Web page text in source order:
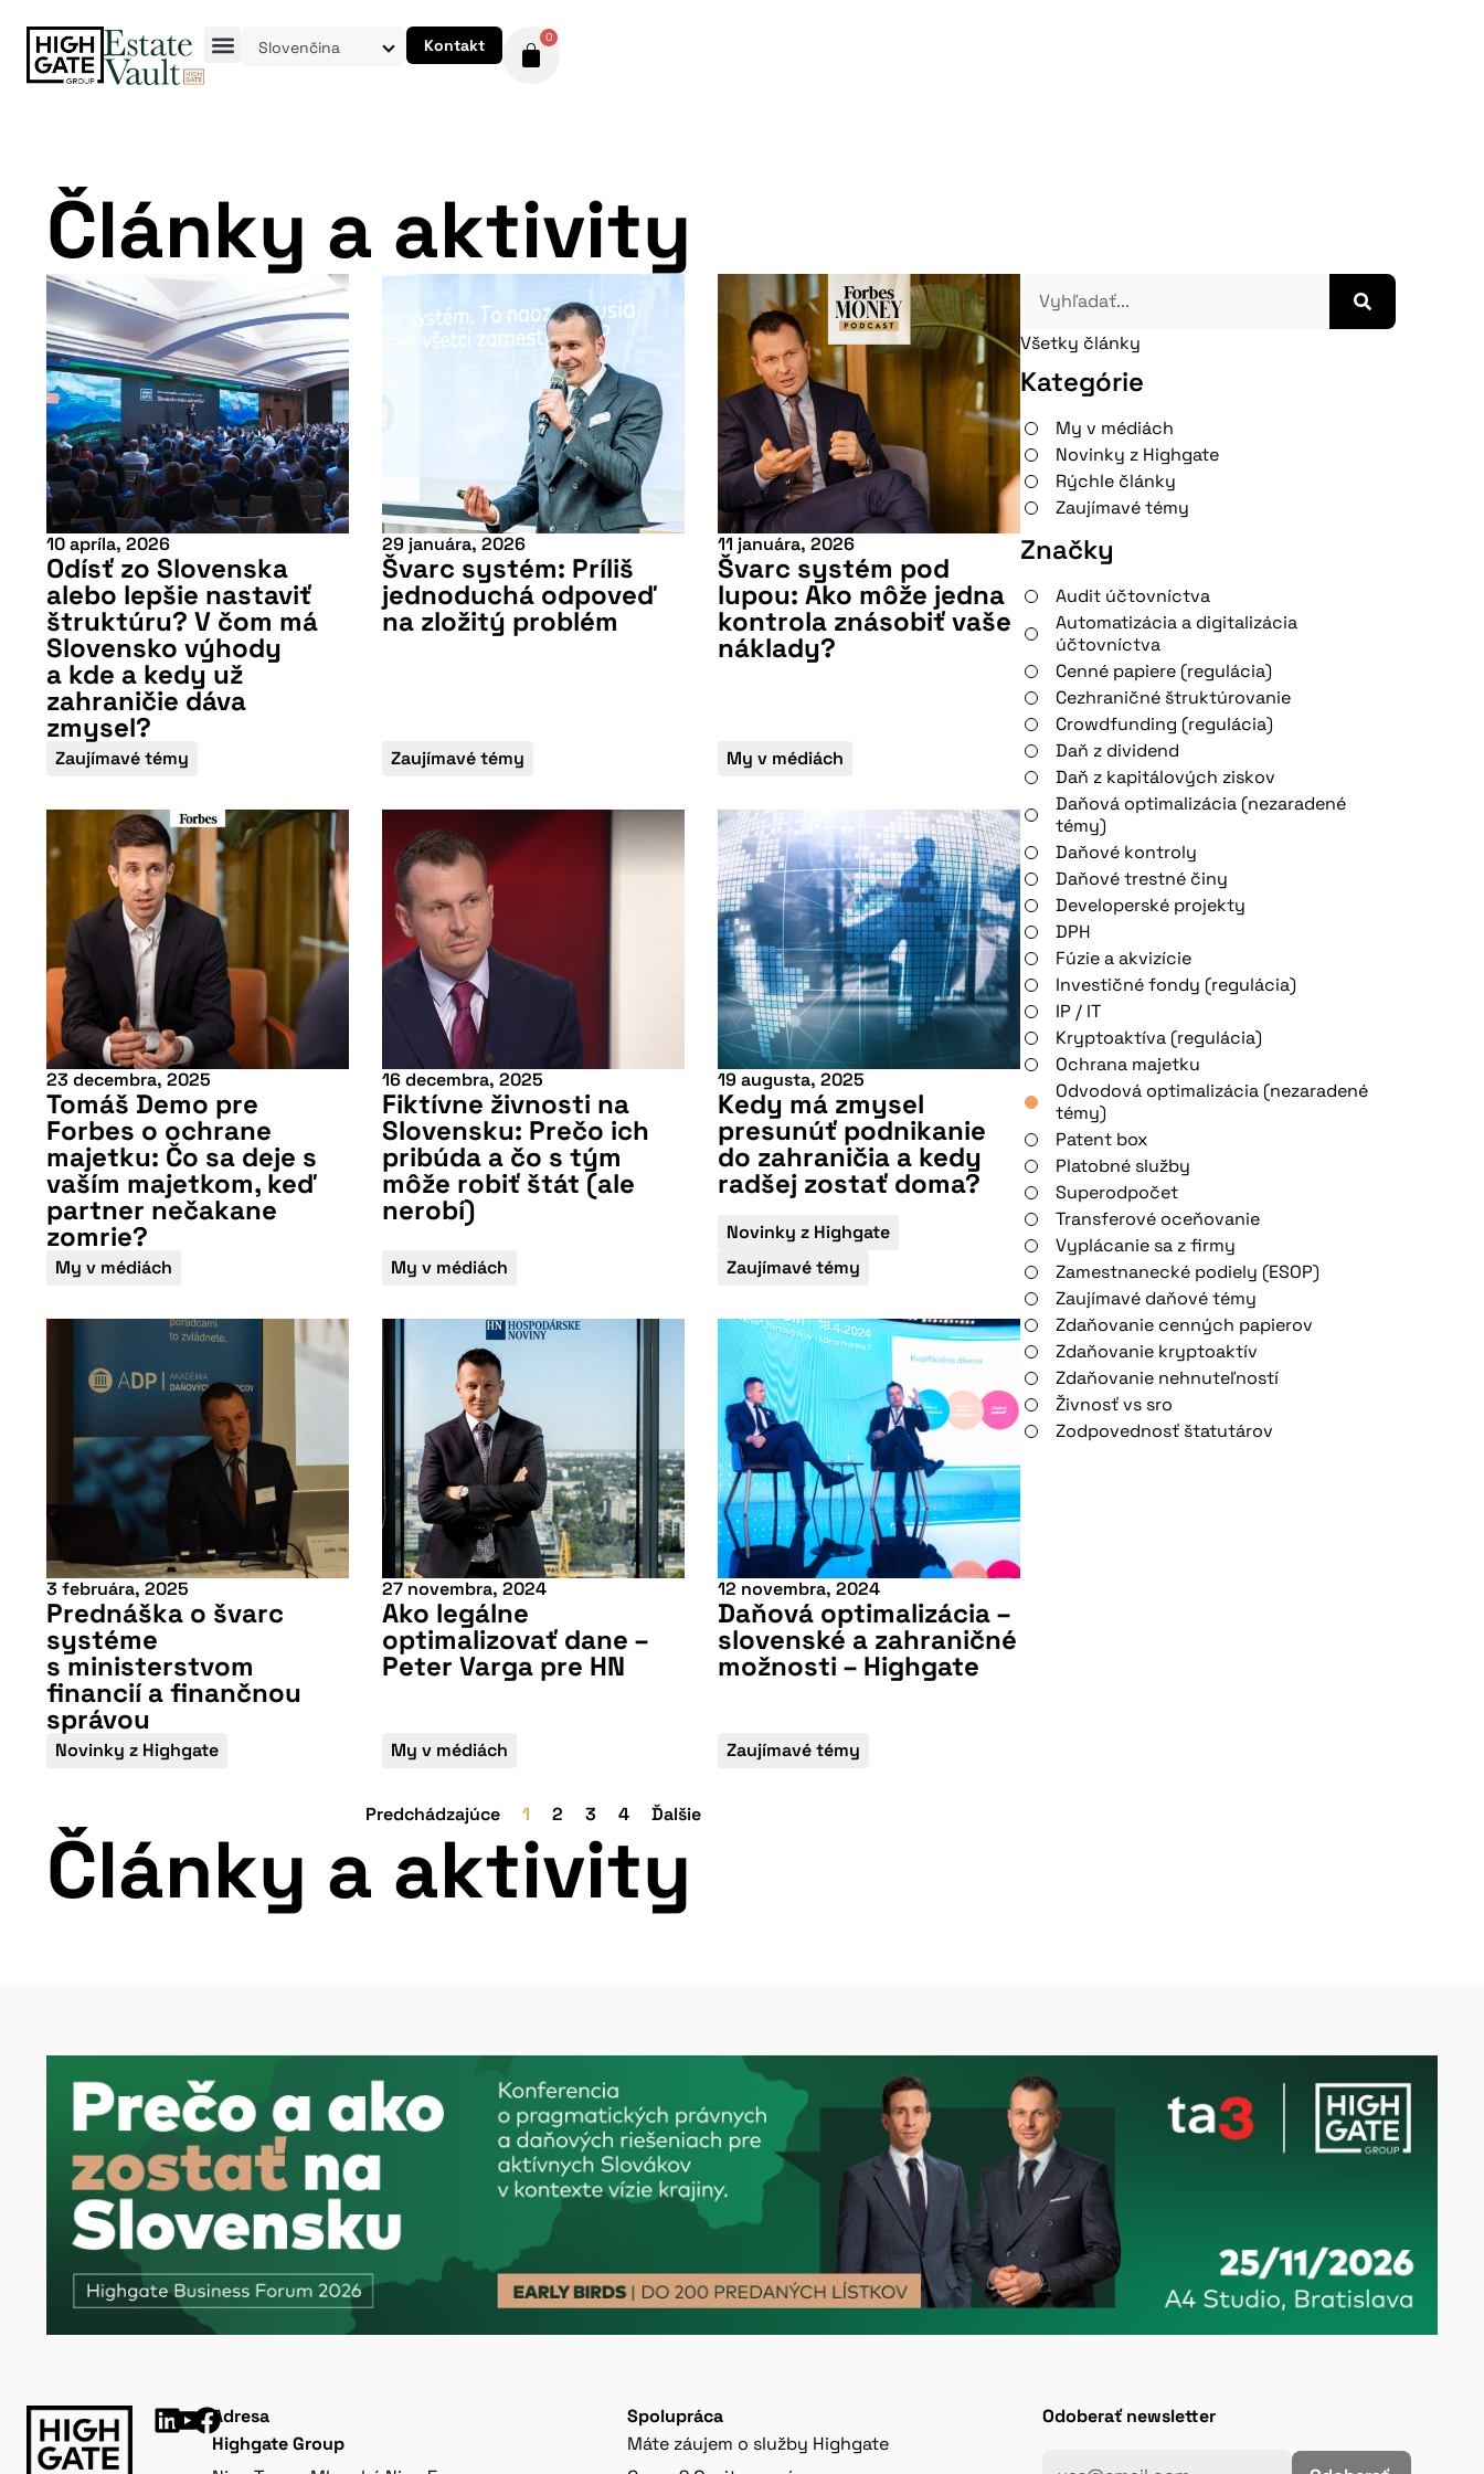
Slovenčina Kontakt 0
Články a aktivity
10 apríla, 2026
Odísť zo Slovenska
alebo lepšie nastaviť
štruktúru? V čom má
Slovensko výhody
a kde a kedy už
zahraničie dáva
zmysel?
Zaujímavé témy
29 januára, 2026
Švarc systém: Príliš
jednoduchá odpoveď
na zložitý problém
Zaujímavé témy
11 januára, 2026
Švarc systém pod
lupou: Ako môže jedna
kontrola znásobiť vaše
náklady?
My v médiách
23 decembra, 2025
Tomáš Demo pre
Forbes o ochrane
majetku: Čo sa deje s
vaším majetkom, keď
partner nečakane
zomrie?
My v médiách
16 decembra, 2025
Fiktívne živnosti na
Slovensku: Prečo ich
pribúda a čo s tým
môže robiť štát (ale
nerobí)
My v médiách
19 augusta, 2025
Kedy má zmysel
presunúť podnikanie
do zahraničia a kedy
radšej zostať doma?
Novinky z Highgate
Zaujímavé témy
3 februára, 2025
Prednáška o švarc
systéme
s ministerstvom
financií a finančnou
správou
Novinky z Highgate
27 novembra, 2024
Ako legálne
optimalizovať dane –
Peter Varga pre HN
My v médiách
12 novembra, 2024
Daňová optimalizácia –
slovenské a zahraničné
možnosti – Highgate
Zaujímavé témy
Predchádzajúce 1 2 3 4 Ďalšie
Všetky články
Kategórie
My v médiách
Novinky z Highgate
Rýchle články
Zaujímavé témy
Značky
Audit účtovníctva
Automatizácia a digitalizácia
účtovníctva
Cenné papiere (regulácia)
Cezhraničné štruktúrovanie
Crowdfunding (regulácia)
Daň z dividend
Daň z kapitálových ziskov
Daňová optimalizácia (nezaradené
témy)
Daňové kontroly
Daňové trestné činy
Developerské projekty
DPH
Fúzie a akvizície
Investičné fondy (regulácia)
IP / IT
Kryptoaktíva (regulácia)
Ochrana majetku
Odvodová optimalizácia (nezaradené
témy)
Patent box
Platobné služby
Superodpočet
Transferové oceňovanie
Vyplácanie sa z firmy
Zamestnanecké podiely (ESOP)
Zaujímavé daňové témy
Zdaňovanie cenných papierov
Zdaňovanie kryptoaktív
Zdaňovanie nehnuteľností
Živnosť vs sro
Zodpovednosť štatutárov
Články a aktivity
Adresa
Highgate Group
Spolupráca
Máte záujem o služby Highgate
Odoberať newsletter